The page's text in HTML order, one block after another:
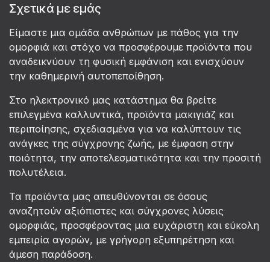
Σχετικά με εμάς
Είμαστε μια ομάδα ανθρώπων με πάθος για την
ομορφιά και στόχο να προσφέρουμε προϊόντα που
αναδεικνύουν τη φυσική εμφάνιση και ενισχύουν
την καθημερινή αυτοπεποίθηση.
Στο ηλεκτρονικό μας κατάστημα θα βρείτε
επιλεγμένα καλλυντικά, προϊόντα μακιγιάζ και
περιποίησης, σχεδιασμένα για να καλύπτουν τις
ανάγκες της σύγχρονης ζωής, με έμφαση στην
ποιότητα, την αποτελεσματικότητα και την προσιτή
πολυτέλεια.
Τα προϊόντα μας απευθύνονται σε όσους
αναζητούν αξιόπιστες και σύγχρονες λύσεις
ομορφιάς, προσφέροντας μια ευχάριστη και εύκολη
εμπειρία αγορών, με γρήγορη εξυπηρέτηση και
άμεση παράδοση.